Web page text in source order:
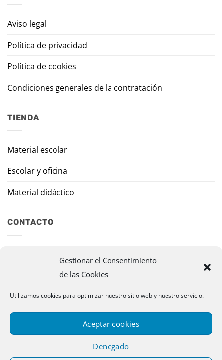
Gestionar el Consentimiento
de las Cookies
Utilizamos cookies para optimizar nuestro sitio web y nuestro servicio.
Aceptar cookies
Denegado
Aviso legal
Política de privacidad
Política de cookies
Condiciones generales de la contratación
TIENDA
Material escolar
Escolar y oficina
Material didáctico
CONTACTO
murazpi@murazpi.com
948 234 436 – 623 195 518